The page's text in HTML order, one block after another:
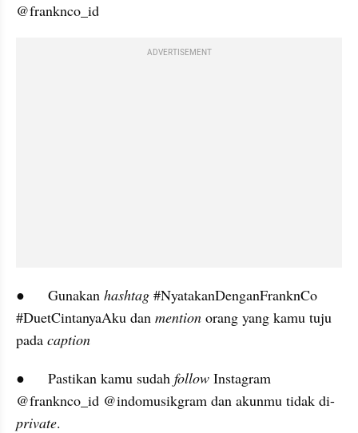
@franknco_id
ADVERTISEMENT
●	Gunakan hashtag #NyatakanDenganFranknCo
#DuetCintanyaAku dan mention orang yang kamu tuju
pada caption
●	Pastikan kamu sudah follow Instagram
@franknco_id @indomusikgram dan akunmu tidak di-
private.